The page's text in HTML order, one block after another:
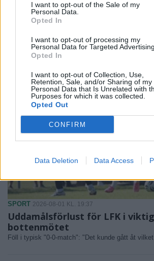
I want to opt-out of the Sale of my
Personal Data.
Opted In
I want to opt-out of processing my
Personal Data for Targeted Advertising.
Opted In
I want to opt-out of Collection, Use,
Retention, Sale, and/or Sharing of my
Personal Data that Is Unrelated with
Purposes for which it was collected.
Opted Out
CONFIRM
Data Deletion Data Access
NYHETER 2026-08-02 KL. 06:00
Christoffers uppfinning erövrar
Som trippelamputerad visste han exakt vad som
SPORT 2026-08-01 KL. 19:37
Uddamålsförlust för LFK i
bottenmötet
Föll i typisk "0-0-match": "Det kunde gått åt